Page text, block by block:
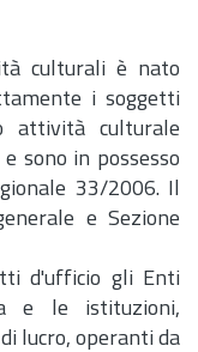
culturali è nato
i soggetti
attività culturale
sono in possesso
33/2006. Il
e Sezione
d'ufficio gli Enti
e le istituzioni,
lucro, operanti da